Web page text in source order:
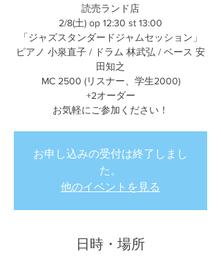
読売ランド店
2/8(土) op 12:30 st 13:00
「ジャズスタンダードジャムセッション」
ピアノ 小泉直子 / ドラム 林武弘 / ベース 安
田知之
MC 2500 (リスナー、学生2000)
+2オーダー
お気軽にご参加ください！
お申し込みの受付は終了しまし
た。
他のイベントを見る
日時・場所